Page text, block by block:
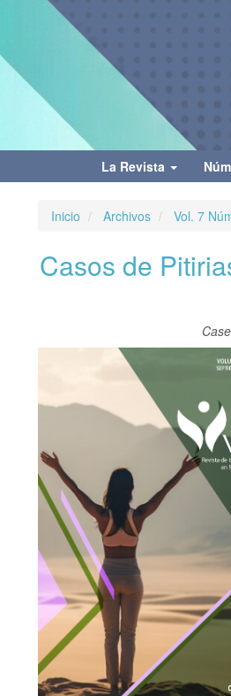
Navegación
principal
Contenido
lateral
La Revista
Inicio Archivos Vol. 7
Casos de
lateral
artículo